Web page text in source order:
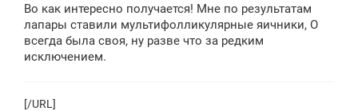
Во как интересно получается! Мне по результатам
лапары ставили мультифолликулярные яичники, О
всегда была своя, ну разве что за редким
исключением.
[/URL]